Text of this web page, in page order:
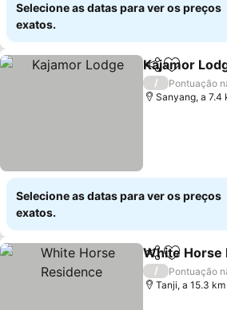
Selecione as datas para ver os preços
exatos.
Partilhar
Kajamor
/
Pontuação
Sanyang, a 7.4
Selecione as datas para ver os preços
exatos.
Partilhar
White Horse
/
Pontuação
Tanji, a 15.3